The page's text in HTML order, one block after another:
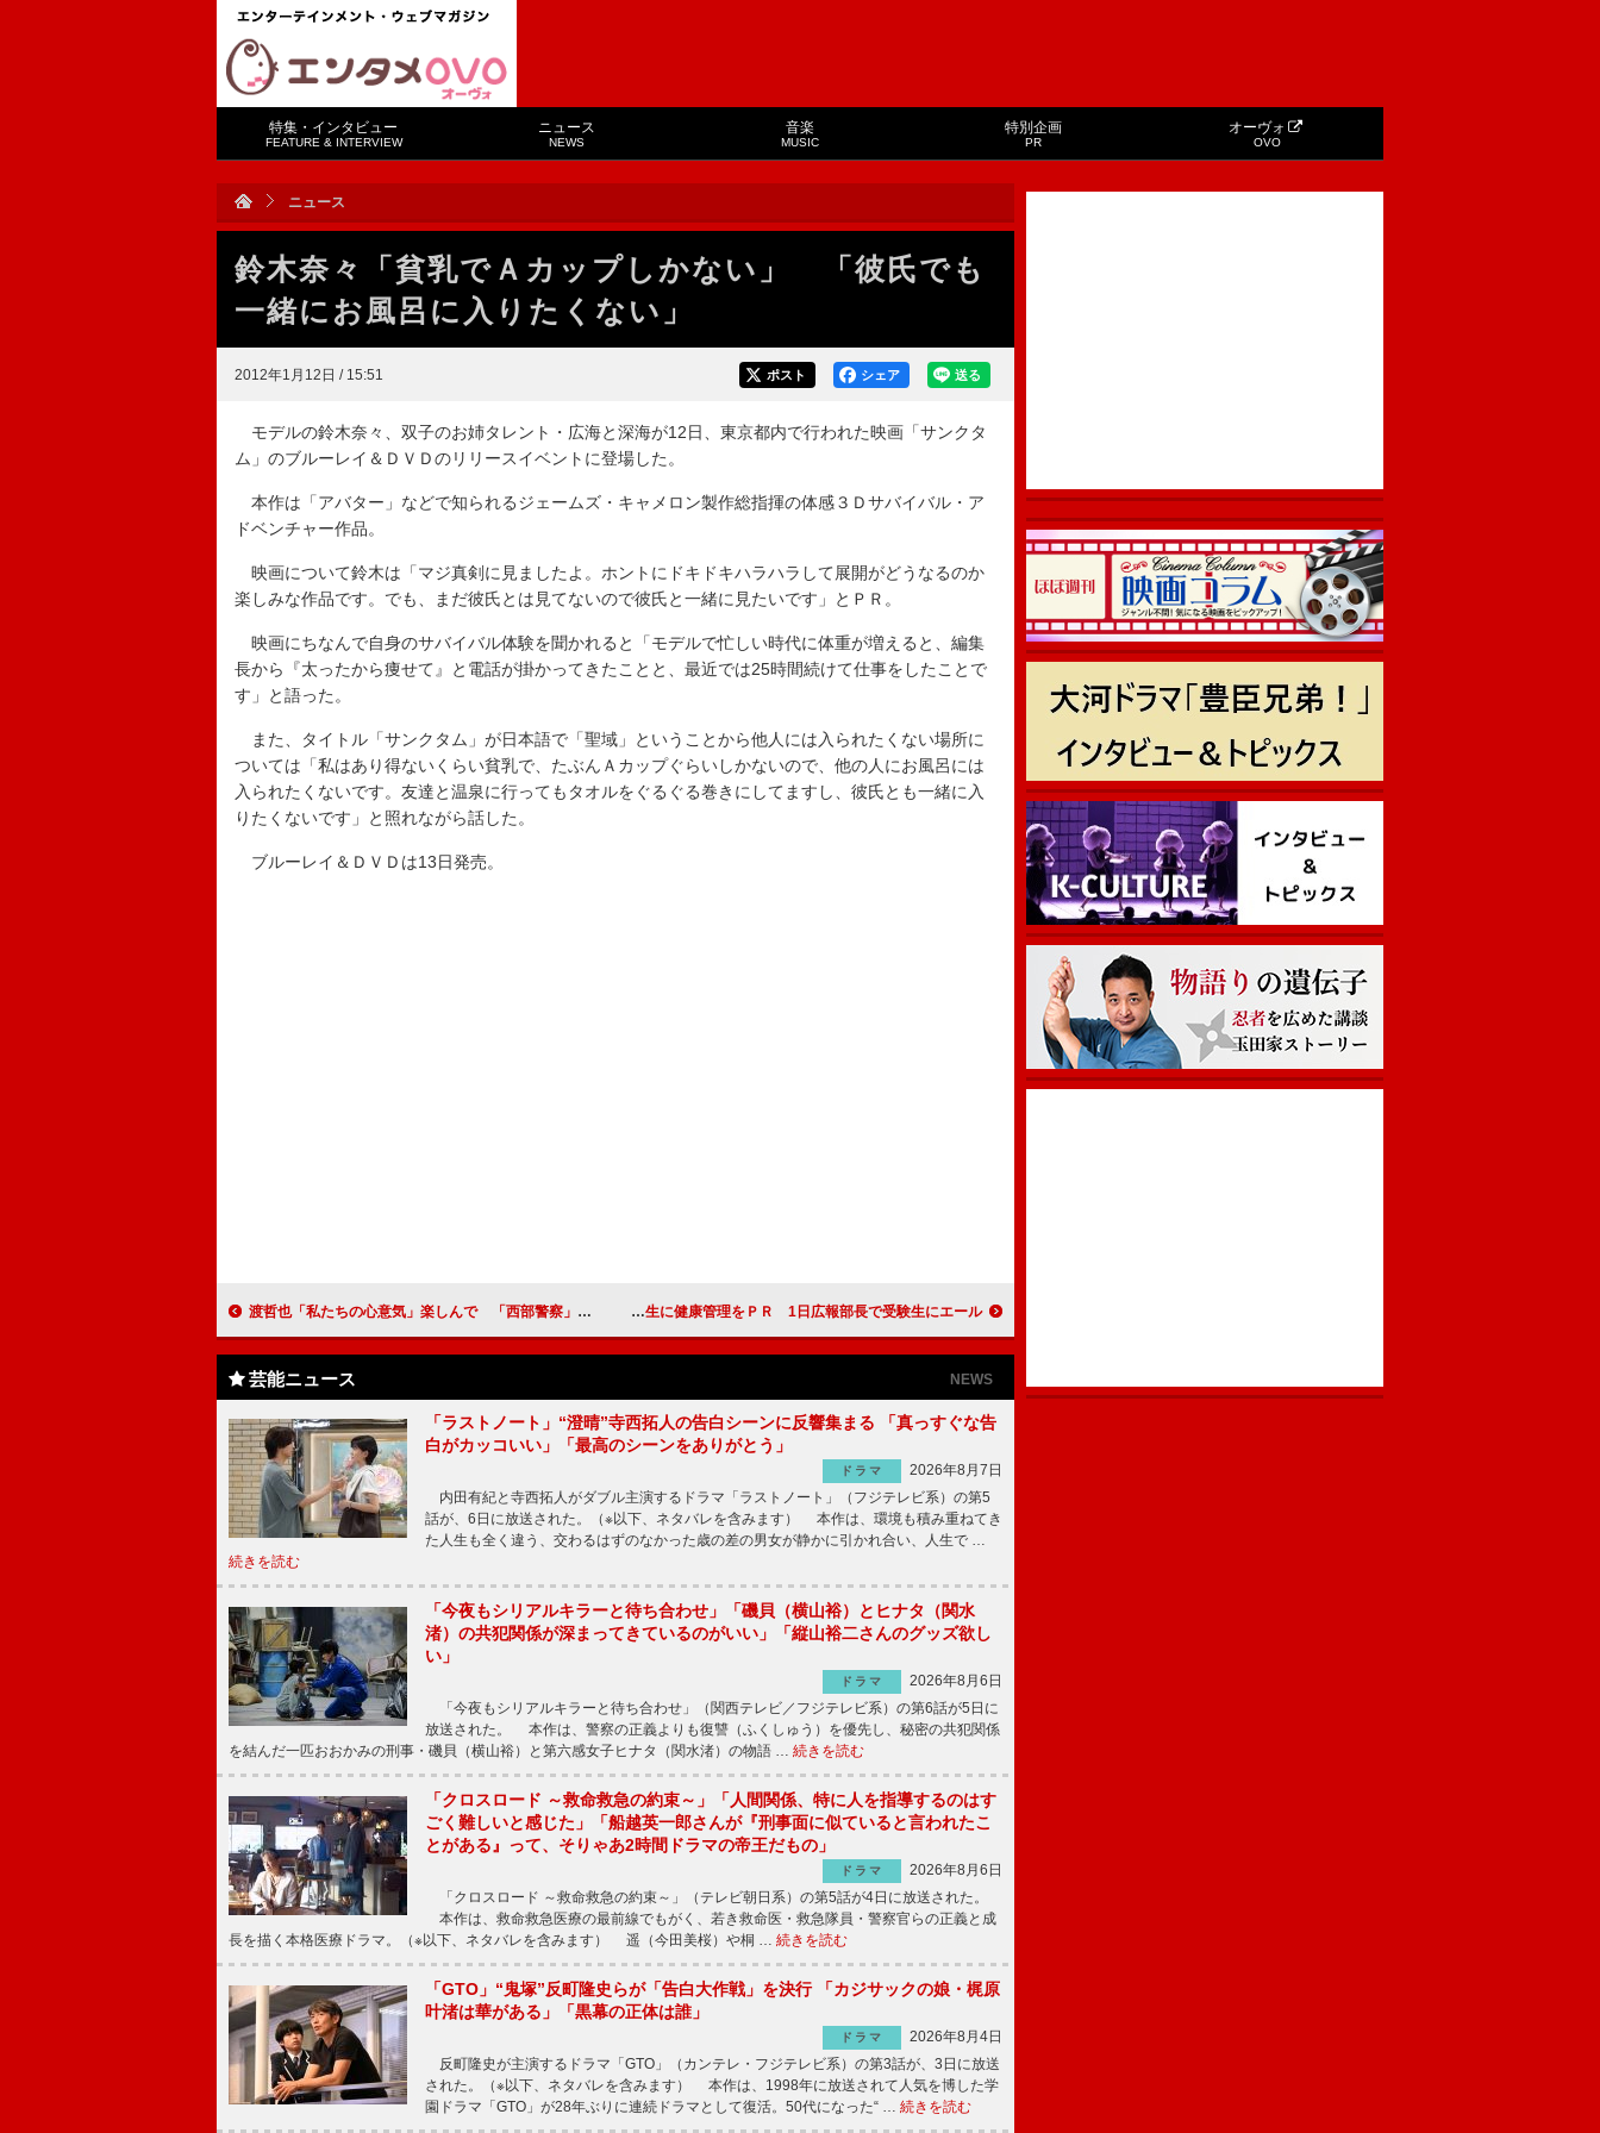
特集・インタビュー
FEATURE & INTERVIEW
ニュース
NEWS
音楽
MUSIC
特別企画
PR
オーヴォ
OVO
ニュース
鈴木奈々「貧乳でＡカップしかない」 「彼氏でも
一緒にお風呂に入りたくない」
2012年1月12日 / 15:51 送る
シェア
ポスト
モデルの鈴木奈々、双子のお姉タレント・広海と深海が12日、東京都内で行われた映画「サンクタ
ム」のブルーレイ＆ＤＶＤのリリースイベントに登場した。
本作は「アバター」などで知られるジェームズ・キャメロン製作総指揮の体感３Ｄサバイバル・ア
ドベンチャー作品。
映画について鈴木は「マジ真剣に見ましたよ。ホントにドキドキハラハラして展開がどうなるのか
楽しみな作品です。でも、まだ彼氏とは見てないので彼氏と一緒に見たいです」とＰＲ。
映画にちなんで自身のサバイバル体験を聞かれると「モデルで忙しい時代に体重が増えると、編集
長から『太ったから痩せて』と電話が掛かってきたことと、最近では25時間続けて仕事をしたことで
す」と語った。
また、タイトル「サンクタム」が日本語で「聖域」ということから他人には入られたくない場所に
ついては「私はあり得ないくらい貧乳で、たぶんＡカップぐらいしかないので、他の人にお風呂には
入られたくないです。友達と温泉に行ってもタオルをぐるぐる巻きにしてますし、彼氏とも一緒に入
りたくないです」と照れながら話した。
ブルーレイ＆ＤＶＤは13日発売。
渡哲也「私たちの心意気」楽しんで 「西部警察」「大都会」DVD化をＰＲ 八田亜矢子、受験生に健康管理をＰＲ 1日広報部長で受験生にエール
芸能ニュース NEWS
「ラストノート」“澄晴”寺西拓人の告白シーンに反響集まる 「真っすぐな告
白がカッコいい」「最高のシーンをありがとう」
ドラマ
2026年8月7日
内田有紀と寺西拓人がダブル主演するドラマ「ラストノート」（フジテレビ系）の第5
話が、6日に放送された。（※以下、ネタバレを含みます） 本作は、環境も積み重ねてき
た人生も全く違う、交わるはずのなかった歳の差の男女が静かに引かれ合い、人生で …
続きを読む
「今夜もシリアルキラーと待ち合わせ」「磯貝（横山裕）とヒナタ（関水
渚）の共犯関係が深まってきているのがいい」「縦山裕二さんのグッズ欲し
い」
ドラマ
2026年8月6日
「今夜もシリアルキラーと待ち合わせ」（関西テレビ／フジテレビ系）の第6話が5日に
放送された。 本作は、警察の正義よりも復讐（ふくしゅう）を優先し、秘密の共犯関係
を結んだ一匹おおかみの刑事・磯貝（横山裕）と第六感女子ヒナタ（関水渚）の物語 … 続きを読む
「クロスロード ～救命救急の約束～」「人間関係、特に人を指導するのはす
ごく難しいと感じた」「船越英一郎さんが『刑事面に似ていると言われたこ
とがある』って、そりゃあ2時間ドラマの帝王だもの」
ドラマ
2026年8月6日
「クロスロード ～救命救急の約束～」（テレビ朝日系）の第5話が4日に放送された。
本作は、救命救急医療の最前線でもがく、若き救命医・救急隊員・警察官らの正義と成
長を描く本格医療ドラマ。（※以下、ネタバレを含みます） 遥（今田美桜）や桐 … 続きを読む
「GTO」“鬼塚”反町隆史らが「告白大作戦」を決行 「カジサックの娘・梶原
叶渚は華がある」「黒幕の正体は誰」
ドラマ
2026年8月4日
反町隆史が主演するドラマ「GTO」（カンテレ・フジテレビ系）の第3話が、3日に放送
された。（※以下、ネタバレを含みます） 本作は、1998年に放送されて人気を博した学
園ドラマ「GTO」が28年ぶりに連続ドラマとして復活。50代になった“ … 続きを読む